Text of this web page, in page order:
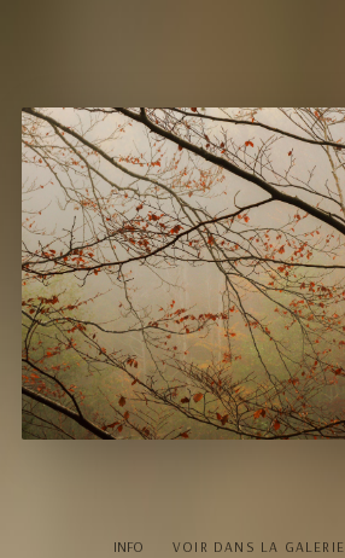
INFO VOIR DANS LA GALERIE